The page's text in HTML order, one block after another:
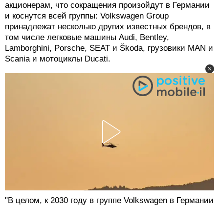
акционерам, что сокращения произойдут в Германии
и коснутся всей группы: Volkswagen Group
принадлежат несколько других известных брендов, в
том числе легковые машины Audi, Bentley,
Lamborghini, Porsche, SEAT и Škoda, грузовики MAN и
Scania и мотоциклы Ducati.
"В целом, к 2030 году в группе Volkswagen в Германии